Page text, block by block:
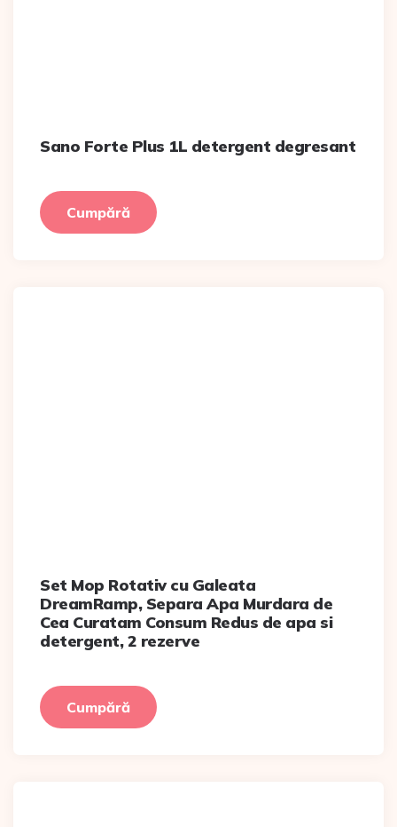
Sano Forte Plus 1L detergent degresant
Cumpără
Set Mop Rotativ cu Galeata
DreamRamp, Separa Apa Murdara de
Cea Curatam Consum Redus de apa si
detergent, 2 rezerve
Cumpără